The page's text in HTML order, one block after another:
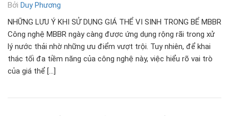
Bởi Duy Phương
NHỮNG LƯU Ý KHI SỬ DỤNG GIÁ THỂ VI SINH TRONG BỂ MBBR
Công nghệ MBBR ngày càng được ứng dụng rộng rãi trong xử
lý nước thải nhờ những ưu điểm vượt trội. Tuy nhiên, để khai
thác tối đa tiềm năng của công nghệ này, việc hiểu rõ vai trò
của giá thể […]